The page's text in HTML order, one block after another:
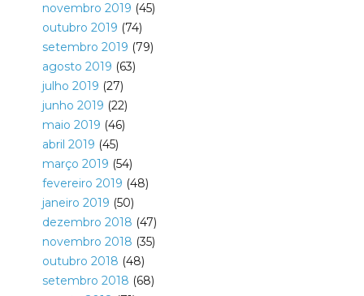
novembro 2019 (45)
outubro 2019 (74)
setembro 2019 (79)
agosto 2019 (63)
julho 2019 (27)
junho 2019 (22)
maio 2019 (46)
abril 2019 (45)
março 2019 (54)
fevereiro 2019 (48)
janeiro 2019 (50)
dezembro 2018 (47)
novembro 2018 (35)
outubro 2018 (48)
setembro 2018 (68)